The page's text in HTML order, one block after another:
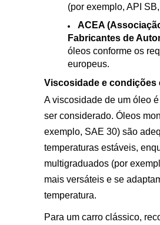
(por exemplo, API
ACEA
Fabricantes de
óleos conforme os
europeus.
Viscosidade e condições
A viscosidade de um óleo
ser considerado. Óleos
exemplo, SAE 30) são
temperaturas estáveis,
multigraduados (por
mais versáteis e se
temperatura.
Para um carro clássico,